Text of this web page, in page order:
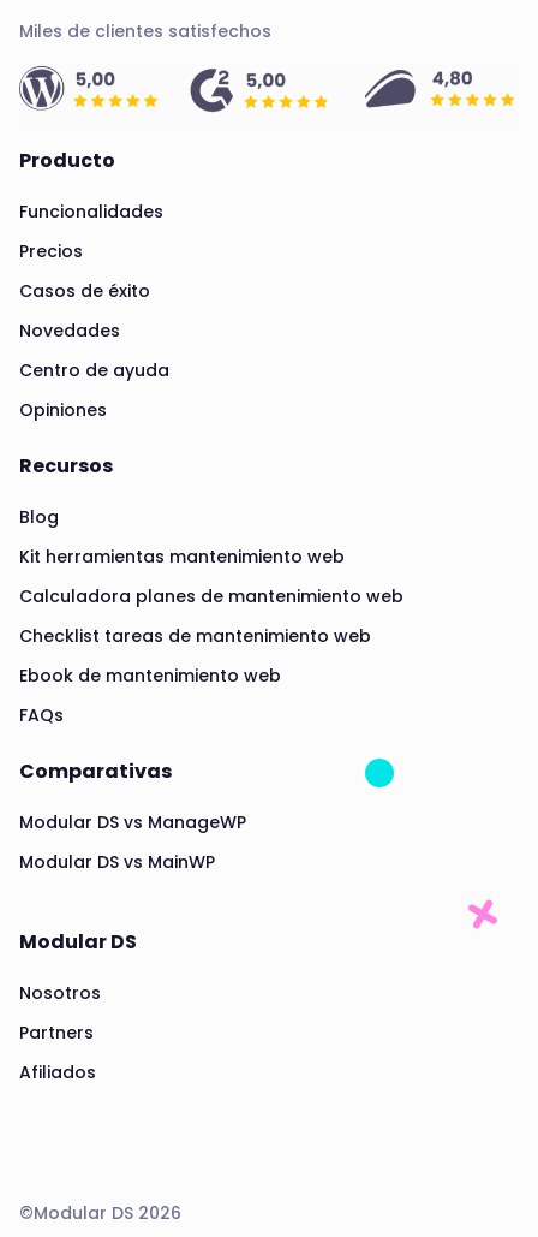
Miles de clientes satisfechos
Producto
Funcionalidades
Precios
Casos de éxito
Novedades
Centro de ayuda
Opiniones
Recursos
Blog
Kit herramientas mantenimiento web
Calculadora planes de mantenimiento web
Checklist tareas de mantenimiento web
Ebook de mantenimiento web
FAQs
Comparativas
Modular DS vs ManageWP
Modular DS vs MainWP
Modular DS
Nosotros
Partners
Afiliados
©Modular DS 2026